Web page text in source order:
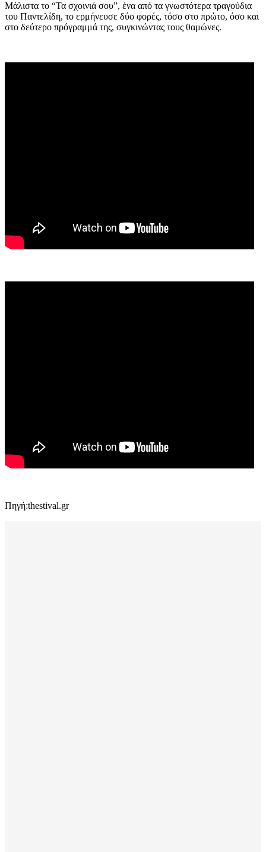
Μάλιστα το “Τα σχοινιά σου”, ένα από τα γνωστότερα τραγούδια
του Παντελίδη, το ερμήνευσε δύο φορές, τόσο στο πρώτο, όσο και
στο δεύτερο πρόγραμμά της, συγκινώντας τους θαμώνες.
Πηγή:thestival.gr